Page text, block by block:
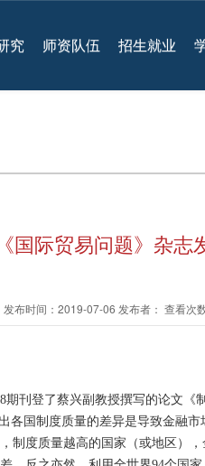
究 师资队伍 招生就业
国际贸易问题》杂志
发布时间：2019-07-06 发布者： 查看次
期刊登了蔡兴副教授撰写的论文
各国制度质量的差异是导致金融
制度质量越高的国家（或地区）